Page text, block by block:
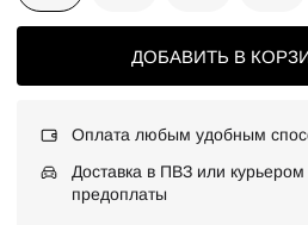
ДОБАВИТЬ В
Оплата любым удобным
Доставка в ПВЗ или
предоплаты